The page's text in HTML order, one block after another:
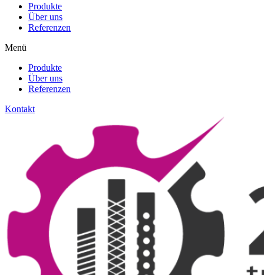
Produkte
Über uns
Referenzen
Menü
Produkte
Über uns
Referenzen
Kontakt